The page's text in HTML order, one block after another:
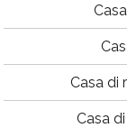
Casa di
Casa